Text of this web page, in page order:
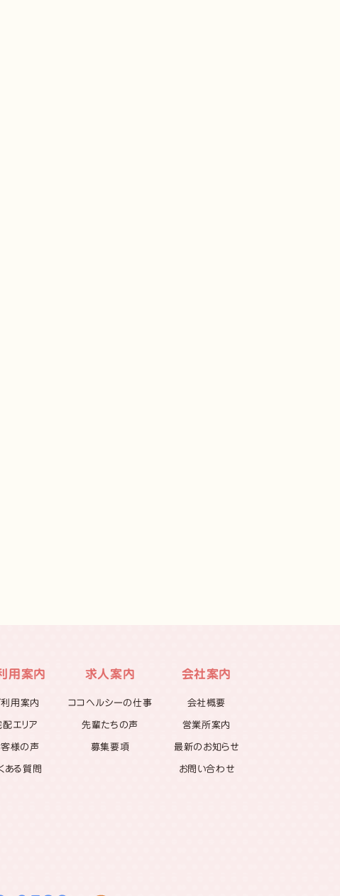
用案内
利用案内
配エリア
客様の声
ある質問
求人案内
ココヘルシーの仕事
先輩たちの声
募集要項
会社案内
会社概要
営業所案内
最新のお知らせ
お問い合わせ